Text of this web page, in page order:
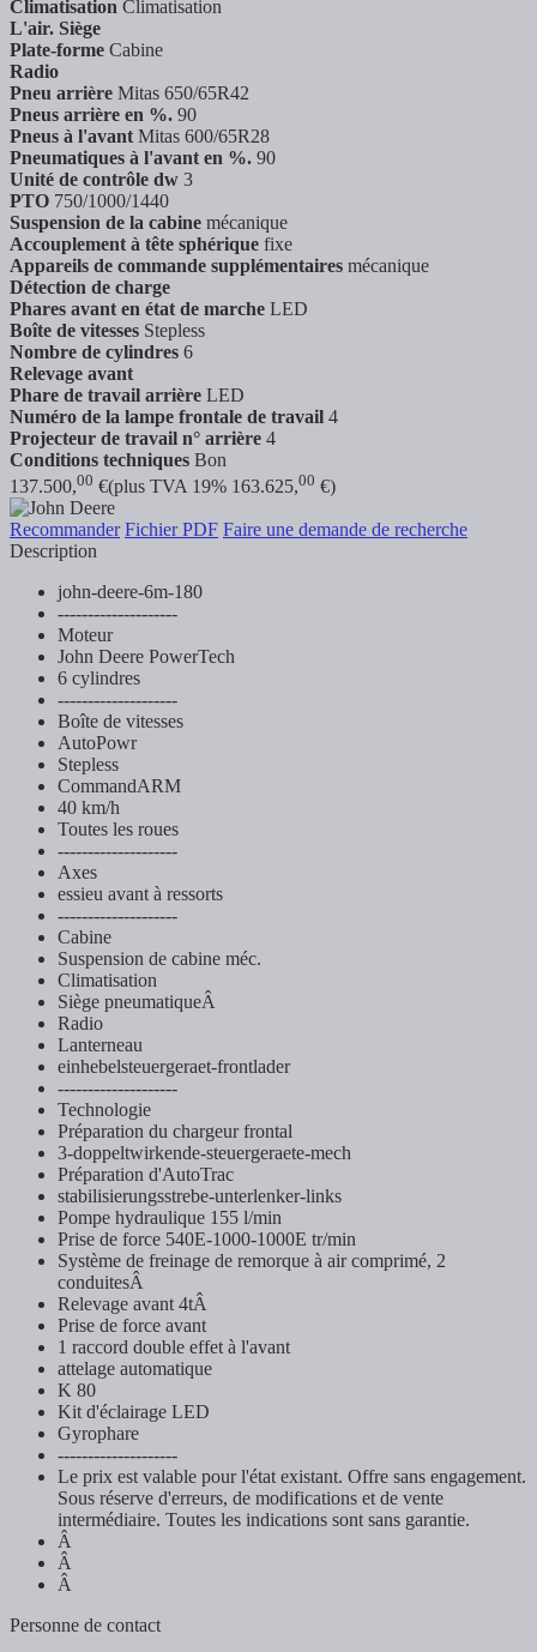
Climatisation Climatisation
L'air. Siège
Plate-forme Cabine
Radio
Pneu arrière Mitas 650/65R42
Pneus arrière en %. 90
Pneus à l'avant Mitas 600/65R28
Pneumatiques à l'avant en %. 90
Unité de contrôle dw 3
PTO 750/1000/1440
Suspension de la cabine mécanique
Accouplement à tête sphérique fixe
Appareils de commande supplémentaires mécanique
Détection de charge
Phares avant en état de marche LED
Boîte de vitesses Stepless
Nombre de cylindres 6
Relevage avant
Phare de travail arrière LED
Numéro de la lampe frontale de travail 4
Projecteur de travail n° arrière 4
Conditions techniques Bon
137.500,00 €(plus TVA 19% 163.625,00 €)
Recommander Fichier PDF Faire une demande de recherche
Description
john-deere-6m-180
--------------------
Moteur
John Deere PowerTech
6 cylindres
--------------------
Boîte de vitesses
AutoPowr
Stepless
CommandARM
40 km/h
Toutes les roues
--------------------
Axes
essieu avant à ressorts
--------------------
Cabine
Suspension de cabine méc.
Climatisation
Siège pneumatiqueÂ
Radio
Lanterneau
einhebelsteuergeraet-frontlader
--------------------
Technologie
Préparation du chargeur frontal
3-doppeltwirkende-steuergeraete-mech
Préparation d'AutoTrac
stabilisierungsstrebe-unterlenker-links
Pompe hydraulique 155 l/min
Prise de force 540E-1000-1000E tr/min
Système de freinage de remorque à air comprimé, 2
conduitesÂ
Relevage avant 4tÂ
Prise de force avant
1 raccord double effet à l'avant
attelage automatique
K 80
Kit d'éclairage LED
Gyrophare
--------------------
Le prix est valable pour l'état existant. Offre sans engagement.
Sous réserve d'erreurs, de modifications et de vente
intermédiaire. Toutes les indications sont sans garantie.
Â
Â
Â
Personne de contact